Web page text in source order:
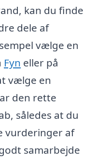
kan du finde
dele af
vælge en
Fyn eller på
vælge en
den rette
således at du
vurderinger af
samarbejde